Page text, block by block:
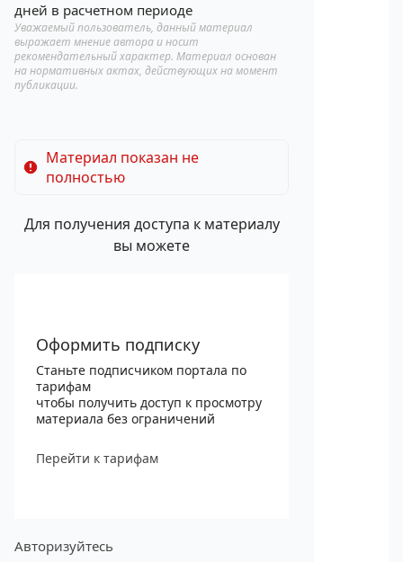
дней в расчетном периоде
Уважаемый пользователь, данный материал
выражает мнение автора и носит
рекомендательный характер. Материал основан
на нормативных актах, действующих на момент
публикации.
Материал показан не
полностью
Для получения доступа к материалу
вы можете
Оформить подписку
Станьте подписчиком портала по
тарифам
чтобы получить доступ к просмотру
материала без ограничений
Перейти к тарифам
Авторизуйтесь